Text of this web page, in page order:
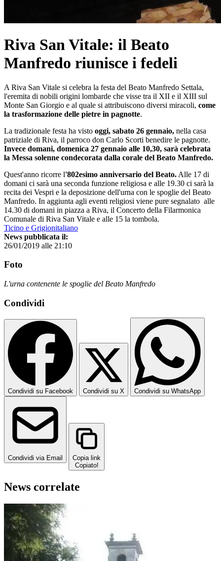
Riva San Vitale: il Beato
Manfredo riunisce i fedeli
A Riva San Vitale si celebra la festa del Beato Manfredo Settala,
l'eremita di nobili origini lombarde che visse tra il XII e il XIII sul
Monte San Giorgio e al quale si attribuiscono diversi miracoli, come
la trasformazione delle pietre in pagnotte.
La tradizionale festa ha visto oggi, sabato 26 gennaio, nella casa
patriziale di Riva, il parroco don Carlo Scorti benedire le pagnotte.
Invece domani, domenica 27 gennaio alle 10,30, sarà celebrata
la Messa solenne condecorata dalla corale del Beato Manfredo.
Quest'anno ricorre l'802esimo anniversario del Beato. Alle 17 di
domani ci sarà una seconda funzione religiosa e alle 19.30 ci sarà la
recita dei Vespri e la deposizione dell'urna con le spoglie del Beato
Manfredo. In aggiunta agli eventi religiosi viene pure segnalato alle
14.30 di domani in piazza a Riva, il Concerto della Filarmonica
Comunale di Riva San Vitale e alle 15 la tombola.
Ticino e Grigionitaliano
News pubblicata il:
26/01/2019 alle 21:10
Foto
L'urna contenente le spoglie del Beato Manfredo
Condividi
Condividi su Facebook Condividi su X Condividi su WhatsApp
Condividi via Email
Copia link
Copiato!
News correlate